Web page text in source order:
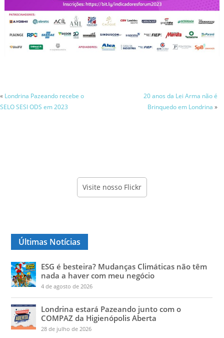
« Londrina Pazeando recebe o
SELO SESI ODS em 2023
20 anos da Lei Arma não é
Brinquedo em Londrina »
Visite nosso Flickr
Últimas Notícias
ESG é besteira? Mudanças Climáticas não têm
nada a haver com meu negócio
4 de agosto de 2026
Londrina estará Pazeando junto com o
COMPAZ da Higienópolis Aberta
28 de julho de 2026